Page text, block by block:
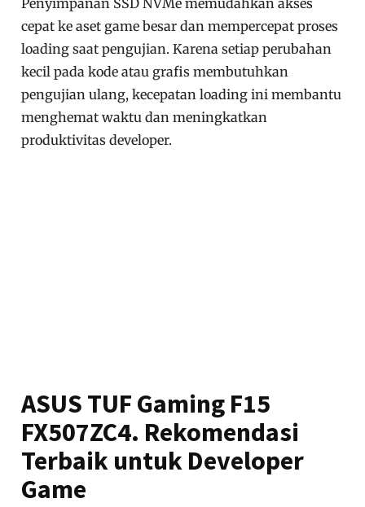
Penyimpanan SSD NVMe memudahkan akses
cepat ke aset game besar dan mempercepat proses
loading saat pengujian. Karena setiap perubahan
kecil pada kode atau grafis membutuhkan
pengujian ulang, kecepatan loading ini membantu
menghemat waktu dan meningkatkan
produktivitas developer.
ASUS TUF Gaming F15
FX507ZC4. Rekomendasi
Terbaik untuk Developer
Game